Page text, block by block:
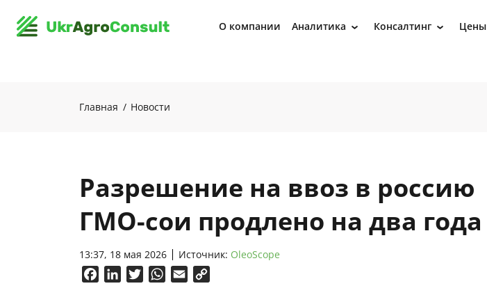
О компании Аналитика › Консалтинг › Цены
Главная Новости
Разрешение на ввоз в россию
ГМО-сои продлено на два года
13:37, 18 мая 2026 Источник: OleoScope
FacebookLinkedInTwitterWhatsApp
Email